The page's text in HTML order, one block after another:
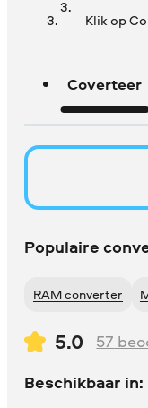
Klik op
Coverteer
Populaire
RAM converter
5.0 57
Beschikbaar in: